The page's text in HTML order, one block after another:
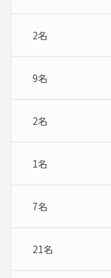
2名
9名
2名
1名
7名
21名